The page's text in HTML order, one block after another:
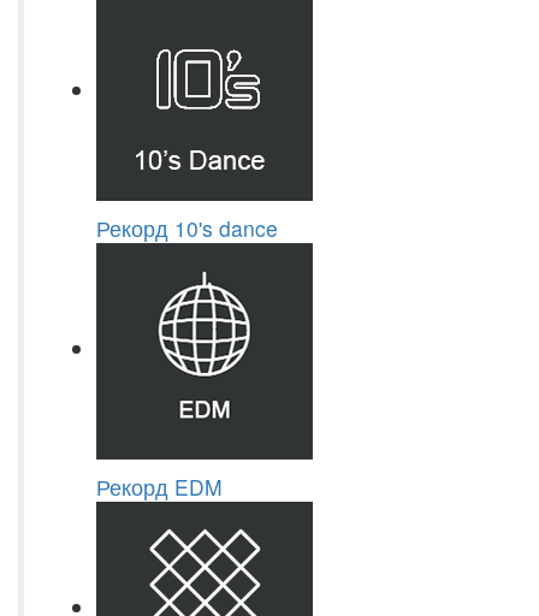
Рекорд 10's dance
Рекорд EDM